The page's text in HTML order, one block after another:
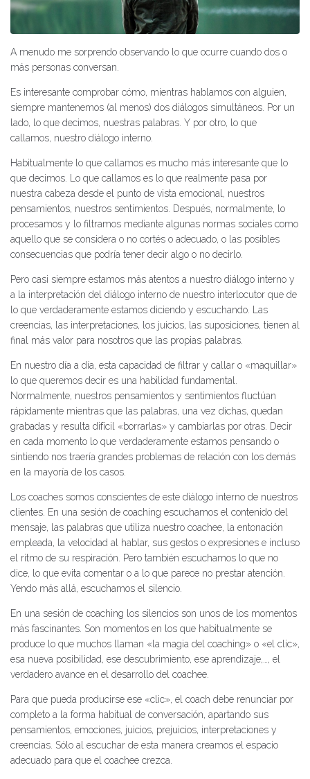
A menudo me sorprendo observando lo que ocurre cuando dos o
más personas conversan.
Es interesante comprobar cómo, mientras hablamos con alguien,
siempre mantenemos (al menos) dos diálogos simultáneos. Por un
lado, lo que decimos, nuestras palabras. Y por otro, lo que
callamos, nuestro diálogo interno.
Habitualmente lo que callamos es mucho más interesante que lo
que decimos. Lo que callamos es lo que realmente pasa por
nuestra cabeza desde el punto de vista emocional, nuestros
pensamientos, nuestros sentimientos. Después, normalmente, lo
procesamos y lo filtramos mediante algunas normas sociales como
aquello que se considera o no cortés o adecuado, o las posibles
consecuencias que podría tener decir algo o no decirlo.
Pero casi siempre estamos más atentos a nuestro diálogo interno y
a la interpretación del diálogo interno de nuestro interlocutor que de
lo que verdaderamente estamos diciendo y escuchando. Las
creencias, las interpretaciones, los juicios, las suposiciones, tienen al
final más valor para nosotros que las propias palabras.
En nuestro día a día, esta capacidad de filtrar y callar o «maquillar»
lo que queremos decir es una habilidad fundamental.
Normalmente, nuestros pensamientos y sentimientos fluctúan
rápidamente mientras que las palabras, una vez dichas, quedan
grabadas y resulta difícil «borrarlas» y cambiarlas por otras. Decir
en cada momento lo que verdaderamente estamos pensando o
sintiendo nos traería grandes problemas de relación con los demás
en la mayoría de los casos.
Los coaches somos conscientes de este diálogo interno de nuestros
clientes. En una sesión de coaching escuchamos el contenido del
mensaje, las palabras que utiliza nuestro coachee, la entonación
empleada, la velocidad al hablar, sus gestos o expresiones e incluso
el ritmo de su respiración. Pero también escuchamos lo que no
dice, lo que evita comentar o a lo que parece no prestar atención.
Yendo más allá, escuchamos el silencio.
En una sesión de coaching los silencios son unos de los momentos
más fascinantes. Son momentos en los que habitualmente se
produce lo que muchos llaman «la magia del coaching» o «el clic»,
esa nueva posibilidad, ese descubrimiento, ese aprendizaje,…, el
verdadero avance en el desarrollo del coachee.
Para que pueda producirse ese «clic», el coach debe renunciar por
completo a la forma habitual de conversación, apartando sus
pensamientos, emociones, juicios, prejuicios, interpretaciones y
creencias. Sólo al escuchar de esta manera creamos el espacio
adecuado para que el coachee crezca.